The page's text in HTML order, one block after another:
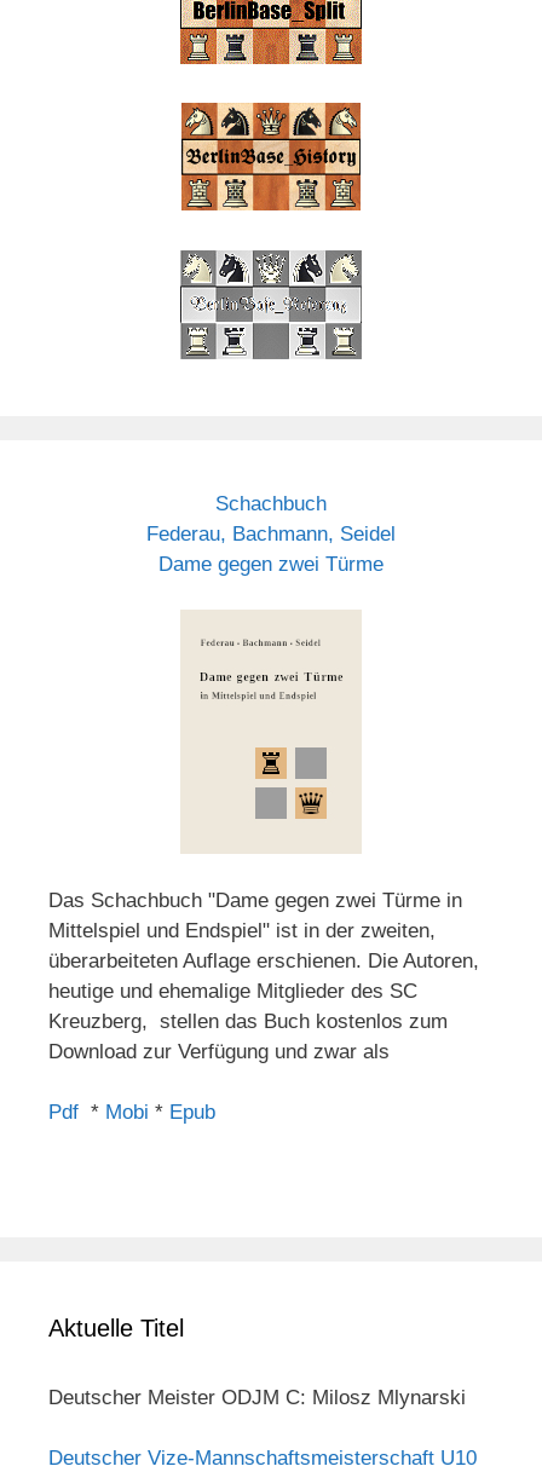
Schachbuch
Federau, Bachmann, Seidel
Dame gegen zwei Türme
Das Schachbuch "Dame gegen zwei Türme in
Mittelspiel und Endspiel" ist in der zweiten,
überarbeiteten Auflage erschienen. Die Autoren,
heutige und ehemalige Mitglieder des SC
Kreuzberg, stellen das Buch kostenlos zum
Download zur Verfügung und zwar als
Pdf * Mobi * Epub
Aktuelle Titel
Deutscher Meister ODJM C: Milosz Mlynarski
Deutscher Vize-Mannschaftsmeisterschaft U10